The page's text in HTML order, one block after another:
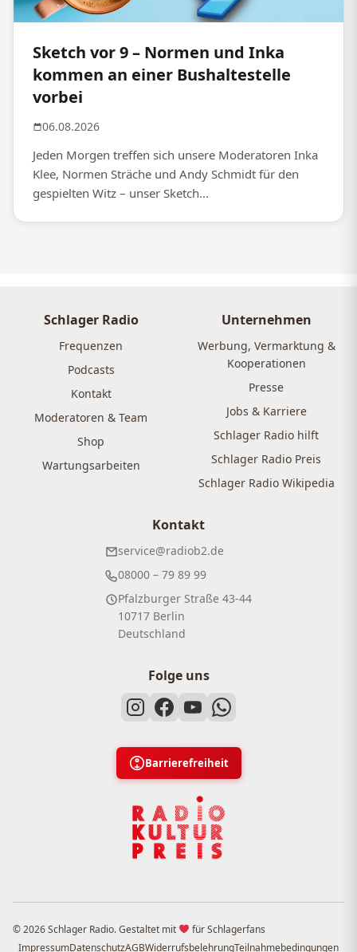
Sketch vor 9 – Normen und Inka
kommen an einer Bushaltestelle
vorbei
06.08.2026
Jeden Morgen treffen sich unsere Moderatoren Inka
Klee, Normen Sträche und Andy Schmidt für den
gespielten Witz – unser Sketch...
Schlager Radio
Frequenzen
Podcasts
Kontakt
Moderatoren & Team
Shop
Wartungsarbeiten
Unternehmen
Werbung, Vermarktung &
Kooperationen
Presse
Jobs & Karriere
Schlager Radio hilft
Schlager Radio Preis
Schlager Radio Wikipedia
Kontakt
service@radiob2.de
08000 – 79 89 99
Pfalzburger Straße 43-44
10717 Berlin
Deutschland
Folge uns
Barrierefreiheit
© 2026 Schlager Radio. Gestaltet mit
für Schlagerfans
ImpressumDatenschutzAGBWiderrufsbelehrungTeilnahmebedingungen